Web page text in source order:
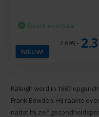
NIEUW!
Direct leverbaar
2.699,-
Raleigh werd in 1887
Frank Bowden. Hij raakte
nadat hij zelf